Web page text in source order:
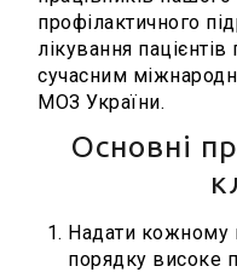
профілактичного
лікування
сучасним
МОЗ України.
Основні
Надати кожному
порядку високе